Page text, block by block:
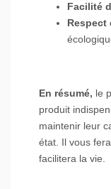
Facilité
Respect
En résumé, le
produit
maintenir leur
état. Il vous
facilitera la vie.